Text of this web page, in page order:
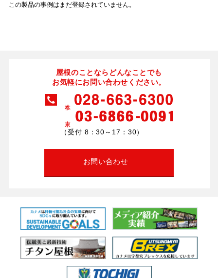
この製品の事例はまだ登録されていません。
屋根のことならどんなことでも
お気軽にお問い合わせください。
（受付 8：30～17：30）
お問い合わせ